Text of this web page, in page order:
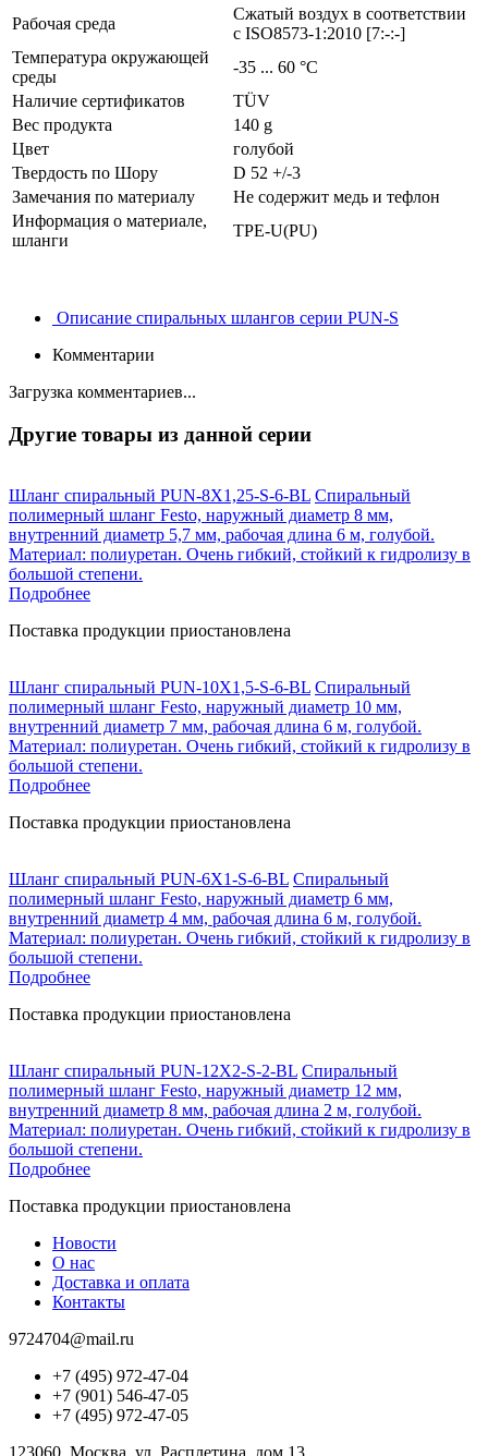
Рабочая среда
Сжатый воздух в соответствии
с ISO8573-1:2010 [7:-:-]
Температура окружающей
среды
-35 ... 60 °C
Наличие сертификатов
TÜV
Вес продукта
140 g
Цвет
голубой
Твердость по Шору
D 52 +/-3
Замечания по материалу
Не содержит медь и тефлон
Информация о материале,
шланги
TPE-U(PU)
Описание спиральных шлангов серии PUN-S
Комментарии
Загрузка комментариев...
Другие товары из данной серии
Шланг спиральный PUN-8X1,25-S-6-BL Спиральный
полимерный шланг Festo, наружный диаметр 8 мм,
внутренний диаметр 5,7 мм, рабочая длина 6 м, голубой.
Материал: полиуретан. Очень гибкий, стойкий к гидролизу в
большой степени.
Подробнее
Поставка продукции приостановлена
Шланг спиральный PUN-10X1,5-S-6-BL Спиральный
полимерный шланг Festo, наружный диаметр 10 мм,
внутренний диаметр 7 мм, рабочая длина 6 м, голубой.
Материал: полиуретан. Очень гибкий, стойкий к гидролизу в
большой степени.
Подробнее
Поставка продукции приостановлена
Шланг спиральный PUN-6X1-S-6-BL Спиральный
полимерный шланг Festo, наружный диаметр 6 мм,
внутренний диаметр 4 мм, рабочая длина 6 м, голубой.
Материал: полиуретан. Очень гибкий, стойкий к гидролизу в
большой степени.
Подробнее
Поставка продукции приостановлена
Шланг спиральный PUN-12X2-S-2-BL Спиральный
полимерный шланг Festo, наружный диаметр 12 мм,
внутренний диаметр 8 мм, рабочая длина 2 м, голубой.
Материал: полиуретан. Очень гибкий, стойкий к гидролизу в
большой степени.
Подробнее
Поставка продукции приостановлена
Новости
О нас
Доставка и оплата
Контакты
9724704@mail.ru
+7 (495) 972-47-04
+7 (901) 546-47-05
+7 (495) 972-47-05